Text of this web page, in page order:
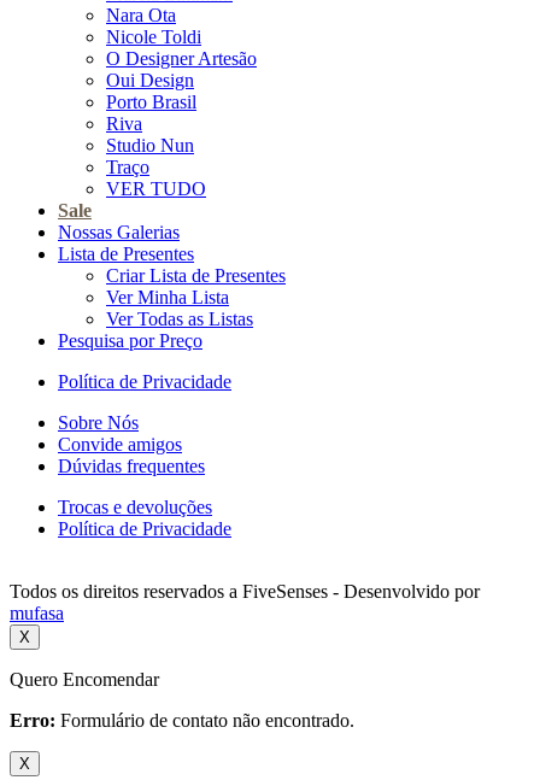
Nara Ota
Nicole Toldi
O Designer Artesão
Oui Design
Porto Brasil
Riva
Studio Nun
Traço
VER TUDO
Sale
Nossas Galerias
Lista de Presentes
Criar Lista de Presentes
Ver Minha Lista
Ver Todas as Listas
Pesquisa por Preço
Política de Privacidade
Sobre Nós
Convide amigos
Dúvidas frequentes
Trocas e devoluções
Política de Privacidade
Todos os direitos reservados a FiveSenses - Desenvolvido por
mufasa
X
Quero Encomendar
Erro: Formulário de contato não encontrado.
X